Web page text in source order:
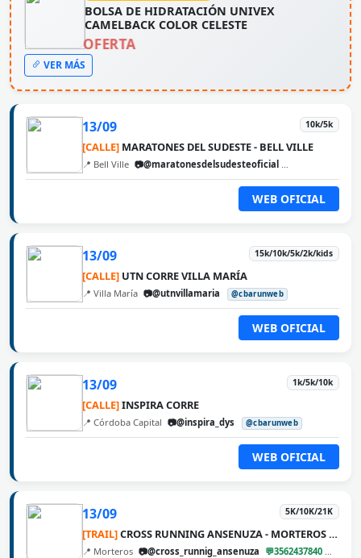
BOLSA DE HIDRATACIÓN UNIVEX
CAMELBACK COLOR CELESTE
OFERTA
VER MÁS
13/09 10k/5k
[CALLE] MARATONES DEL SUDESTE - BELL VILLE
📍 Bell Ville 📷@maratonesdelsudesteoficial
WEB OFICIAL
13/09 15k/10k/5k/2k/kids
[CALLE] UTN CORRE VILLA MARÍA
📍 Villa María 📷@utnvillamaria @cbarunweb
WEB OFICIAL
13/09 1k/5k/10k
[CALLE]INSPIRA CORRE
📍 Córdoba Capital 📷@inspira_dys @cbarunweb
WEB OFICIAL
13/09 5K/10K/21K
[TRAIL]CROSS RUNNING ANSENUZA - MORTEROS 2026
📍 Morteros 📷@cross_runnig_ansenuza 💬3562437840